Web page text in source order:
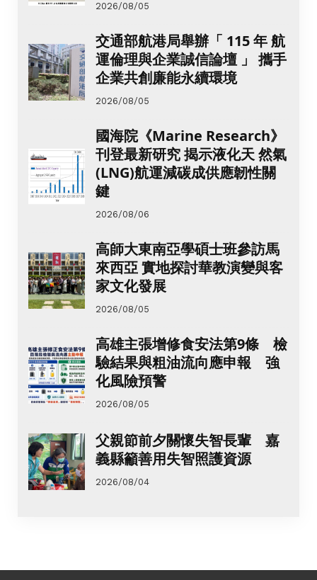
2026/08/05
交通部航港局舉辦「 115 年 航
運倫理與企業誠信論壇 」 攜手
企業共創廉能永續環境
2026/08/05
國海院《Marine Research》
刊登最新研究 揭示液化天 然氣
(LNG)航運減碳成供應韌性關
鍵
2026/08/06
高師大東南亞學碩士班參訪馬
來西亞 實地探討華教演變與客
家文化發展
2026/08/05
高雄主張增修食安法第9條 檢
驗結果與粗油流向應申報 強
化風險預警
2026/08/05
父親節前夕關懷失智長輩 嘉
義縣籲善用失智照護資源
2026/08/04